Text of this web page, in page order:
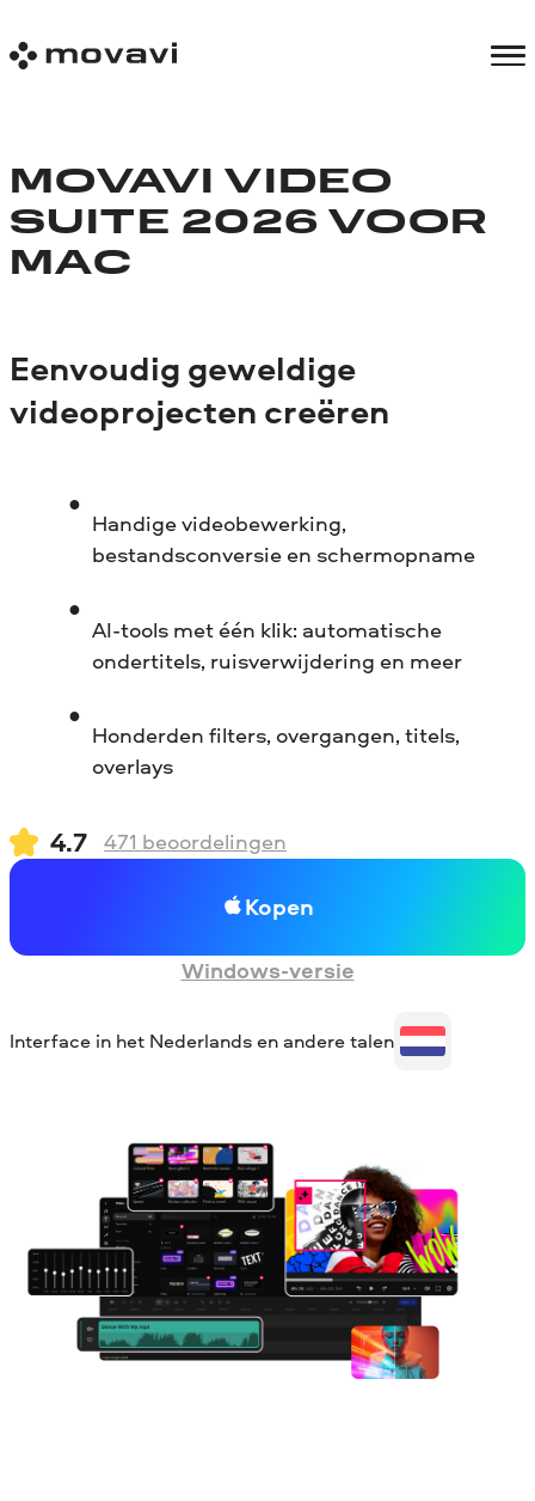
MOVAVI VIDEO
SUITE 2026 VOOR
MAC
Eenvoudig geweldige
videoprojecten creëren
Handige videobewerking,
bestandsconversie en schermopname
AI-tools met één klik: automatische
ondertitels, ruisverwijdering en meer
Honderden filters, overgangen, titels,
overlays
4.7 471 beoordelingen
Kopen
Windows-versie
Interface in het Nederlands en andere talen